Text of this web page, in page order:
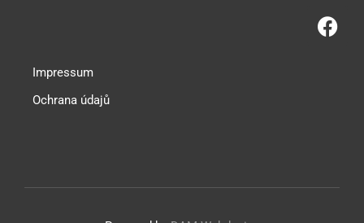
Impressum
Ochrana údajů